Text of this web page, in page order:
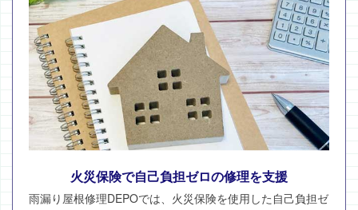
火災保険で自己負担ゼロの修理を支援
雨漏り屋根修理DEPOでは、火災保険を使用した自己負担ゼ